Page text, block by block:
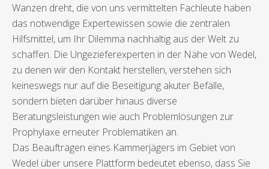
Wanzen dreht, die von uns vermittelten Fachleute haben
das notwendige Expertewissen sowie die zentralen
Hilfsmittel, um Ihr Dilemma nachhaltig aus der Welt zu
schaffen. Die Ungezieferexperten in der Nähe von Wedel,
zu denen wir den Kontakt herstellen, verstehen sich
keineswegs nur auf die Beseitigung akuter Befälle,
sondern bieten darüber hinaus diverse
Beratungsleistungen wie auch Problemlösungen zur
Prophylaxe erneuter Problematiken an.
Das Beauftragen eines Kammerjägers im Gebiet von
Wedel über unsere Plattform bedeutet ebenso, dass Sie